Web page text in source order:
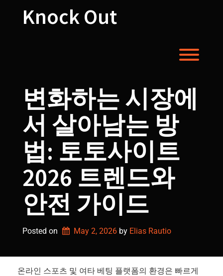
Knock Out
변화하는 시장에
서 살아남는 방
법: 토토사이트
2026 트렌드와
안전 가이드
Posted on May 2, 2026 by Elias Rautio
온라인 스포츠 및 여타 베팅 플랫폼의 환경은 빠르게